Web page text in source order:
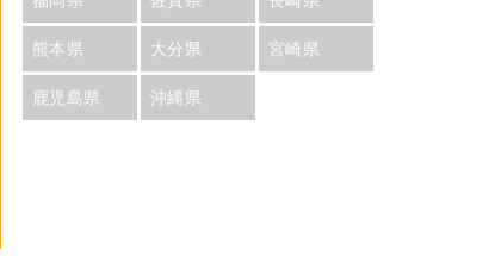
熊本県 大分県 宮崎県
鹿児島県 沖縄県